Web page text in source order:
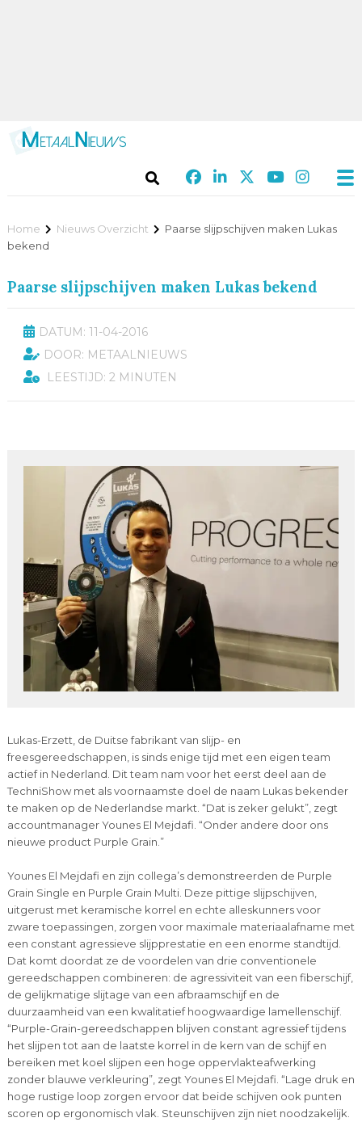
Home Nieuws Overzicht
Paarse slijpschijven maken Lukas
bekend
Paarse slijpschijven maken Lukas bekend
DATUM: 11-04-2016
DOOR: METAALNIEUWS
LEESTIJD: 2 MINUTEN
Lukas-Erzett, de Duitse fabrikant van slijp- en
freesgereedschappen, is sinds enige tijd met een eigen team
actief in Nederland. Dit team nam voor het eerst deel aan de
TechniShow met als voornaamste doel de naam Lukas bekender
te maken op de Nederlandse markt. “Dat is zeker gelukt”, zegt
accountmanager Younes El Mejdafi. “Onder andere door ons
nieuwe product Purple Grain.”
Younes El Mejdafi en zijn collega’s demonstreerden de Purple
Grain Single en Purple Grain Multi. Deze pittige slijpschijven,
uitgerust met keramische korrel en echte alleskunners voor
zware toepassingen, zorgen voor maximale materiaalafname met
een constant agressieve slijpprestatie en een enorme standtijd.
Dat komt doordat ze de voordelen van drie conventionele
gereedschappen combineren: de agressiviteit van een fiberschijf,
de gelijkmatige slijtage van een afbraamschijf en de
duurzaamheid van een kwalitatief hoogwaardige lamellenschijf.
“Purple-Grain-gereedschappen blijven constant agressief tijdens
het slijpen tot aan de laatste korrel in de kern van de schijf en
bereiken met koel slijpen een hoge oppervlakteafwerking
zonder blauwe verkleuring”, zegt Younes El Mejdafi. “Lage druk en
hoge rustige loop zorgen ervoor dat beide schijven ook punten
scoren op ergonomisch vlak. Steunschijven zijn niet noodzakelijk.